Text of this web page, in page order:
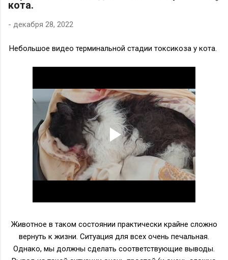
кота.
- декабря 28, 2022
Небольшое видео терминальной стадии токсикоза у кота.
Животное в таком состоянии практически крайне сложно
вернуть к жизни. Ситуация для всех очень печальная.
Однако, мы должны сделать соответствующие выводы.